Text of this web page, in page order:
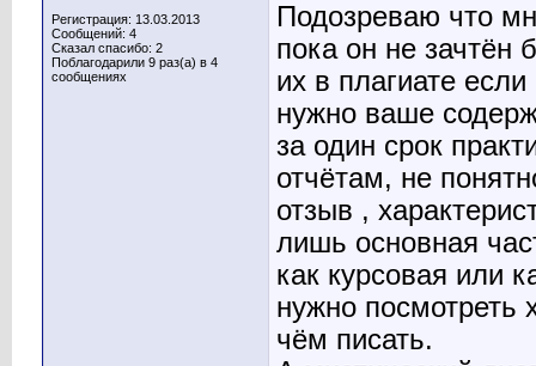
Регистрация: 13.03.2013
Сообщений: 4
Сказал спасибо: 2
Поблагодарили 9 раз(а) в 4
сообщениях
Подозреваю что
пока он не зачтён
их в плагиате
нужно ваше
за один срок
отчётам, не
отзыв ,
лишь основная
как курсовая или
нужно посмотреть
чём писать.